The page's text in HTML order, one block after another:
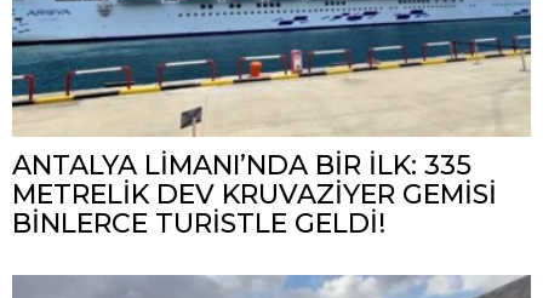
ANTALYA LİMANI’NDA BİR İLK: 335
METRELİK DEV KRUVAZİYER GEMİSİ
BİNLERCE TURİSTLE GELDİ!